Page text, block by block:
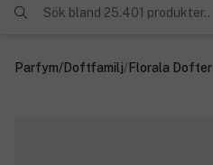
Sök bland 25.401 produkter..
Parfym/Doftfamilj/Florala Dofter